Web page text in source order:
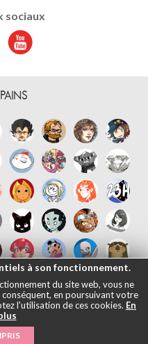
sociaux
légales
à son fonctionnement.
du site web, vous ne
en poursuivant votre
l'utilisation de ces cookies. En